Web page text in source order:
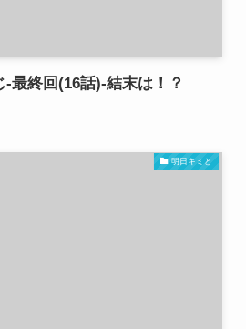
最終回(16話)-結末は！？
明日キミと